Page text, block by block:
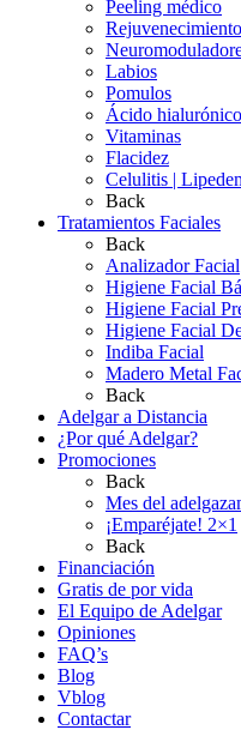
Peeling médico
Rejuvenecimiento
Labios
Pomulos
Ácido hialurónico
Vitaminas
Flacidez
Celulitis |
Back
Tratamientos Faciales
Back
Analizador Facial
Higiene Facial
Higiene Facial
Higiene Facial
Indiba Facial
Madero Metal
Back
Adelgar a Distancia
¿Por qué Adelgar?
Promociones
Back
Mes del
¡Emparéjate! 2×1
Back
Financiación
Gratis de por vida
El Equipo de Adelgar
Opiniones
FAQ’s
Blog
Vblog
Contactar